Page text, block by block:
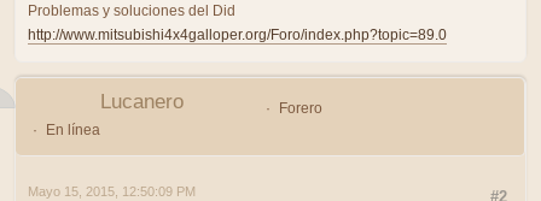
Problemas y soluciones del Did
http://www.mitsubishi4x4galloper.org/Foro/index.php?topic=89.0
Lucanero
Forero
En línea
#2
Mayo 15, 2015, 12:50:09 PM